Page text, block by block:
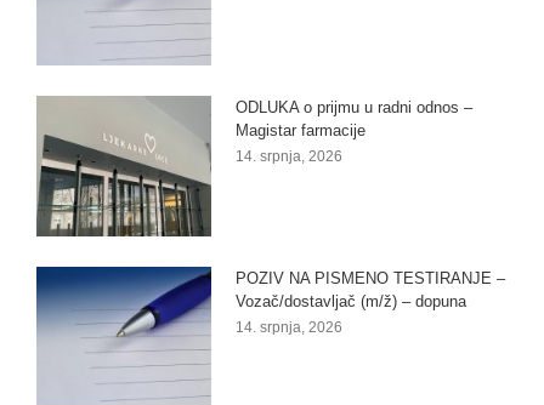
ODLUKA o prijmu u radni odnos –
Magistar farmacije
14. srpnja, 2026
POZIV NA PISMENO TESTIRANJE –
Vozač/dostavljač (m/ž) – dopuna
14. srpnja, 2026